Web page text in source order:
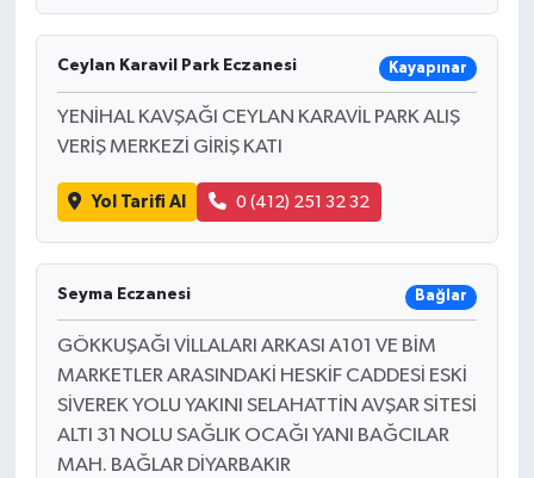
Ceylan Karavil Park Eczanesi Kayapınar
YENİHAL KAVŞAĞI CEYLAN KARAVİL PARK ALIŞ
VERİŞ MERKEZİ GİRİŞ KATI
Yol Tarifi Al 0 (412) 251 32 32
Seyma Eczanesi Bağlar
GÖKKUŞAĞI VİLLALARI ARKASI A101 VE BİM
MARKETLER ARASINDAKİ HESKİF CADDESİ ESKİ
SİVEREK YOLU YAKINI SELAHATTİN AVŞAR SİTESİ
ALTI 31 NOLU SAĞLIK OCAĞI YANI BAĞCILAR
MAH. BAĞLAR DİYARBAKIR